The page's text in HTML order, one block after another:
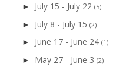
► July 15 - July 22 (5)
► July 8 - July 15 (2)
► June 17 - June 24 (1)
► May 27 - June 3 (2)